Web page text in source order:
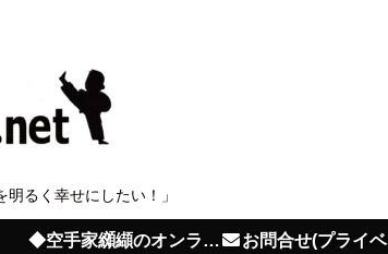
るく幸せにしたい！」
◆空手家纐纈のオンライン教室 お問合せ(プライベートレッスン･講演･セミナー･取材依頼)